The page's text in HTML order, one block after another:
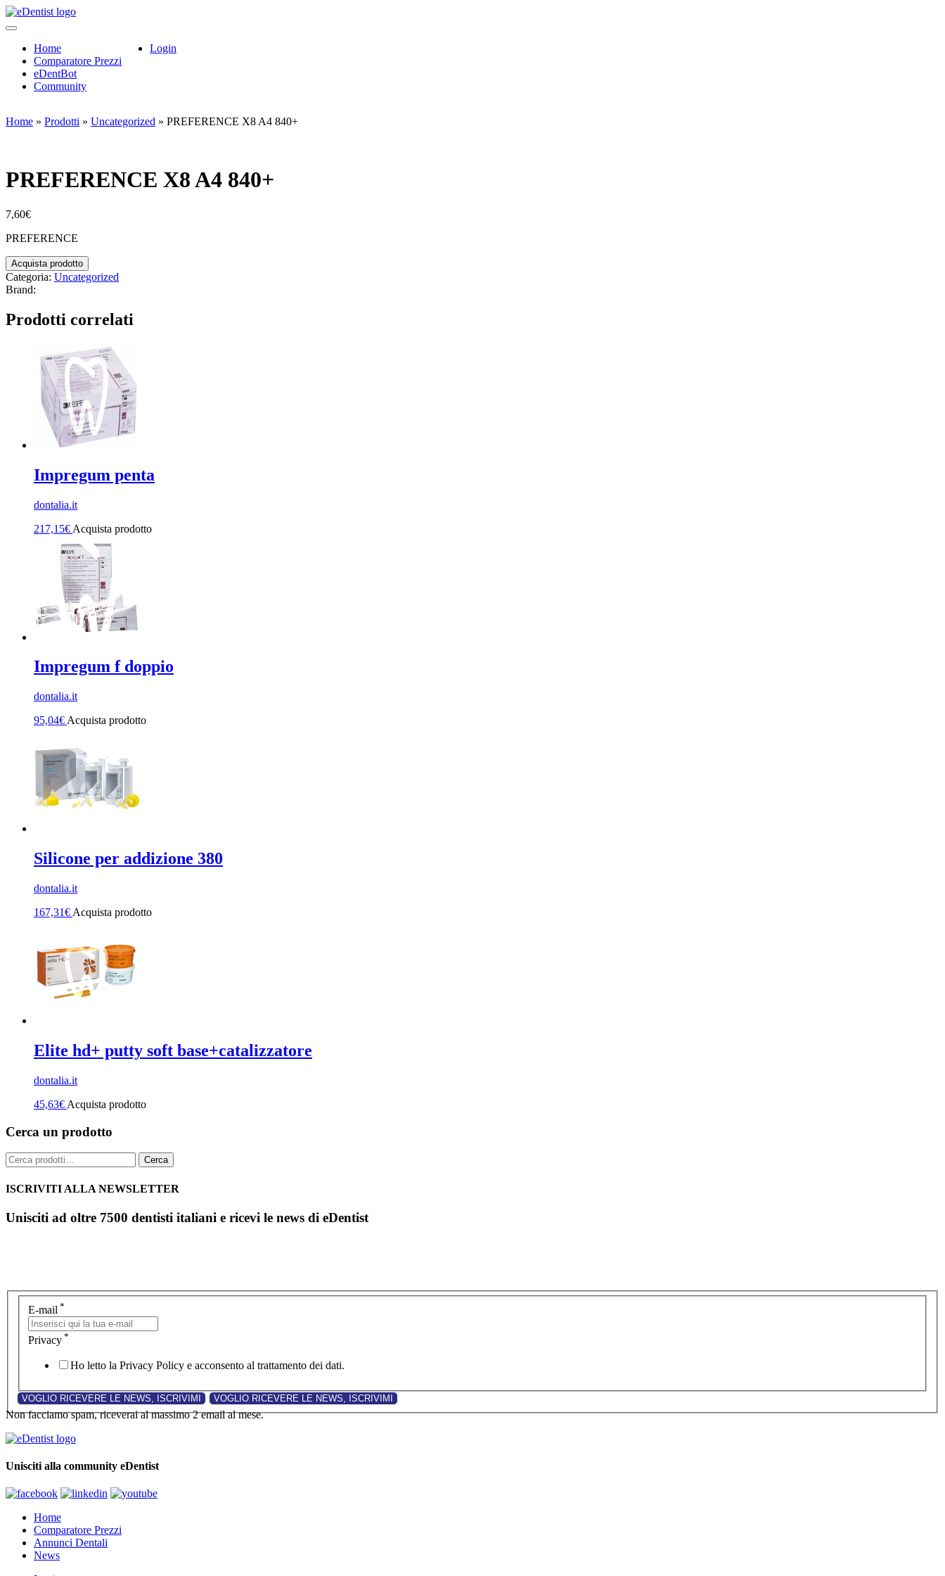
Home
Comparatore Prezzi
eDentBot
Community
Login
Home » Prodotti » Uncategorized » PREFERENCE X8 A4 840+
PREFERENCE X8 A4 840+
7,60€
PREFERENCE
Acquista prodotto
Categoria: Uncategorized
Brand:
Prodotti correlati
Impregum penta
dontalia.it
217,15€ Acquista prodotto
Impregum f doppio
dontalia.it
95,04€ Acquista prodotto
Silicone per addizione 380
dontalia.it
167,31€ Acquista prodotto
Elite hd+ putty soft base+catalizzatore
dontalia.it
45,63€ Acquista prodotto
Cerca un prodotto
Cerca: Cerca
ISCRIVITI ALLA NEWSLETTER
Unisciti ad oltre 7500 dentisti italiani e ricevi le news di eDentist
E-mail *
Privacy *
Ho letto la Privacy Policy e acconsento al trattamento dei dati.
Non facciamo spam, riceverai al massimo 2 email al mese.
Unisciti alla community eDentist
Home
Comparatore Prezzi
Annunci Dentali
News